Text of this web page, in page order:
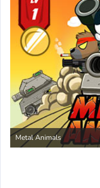
Metal Animals